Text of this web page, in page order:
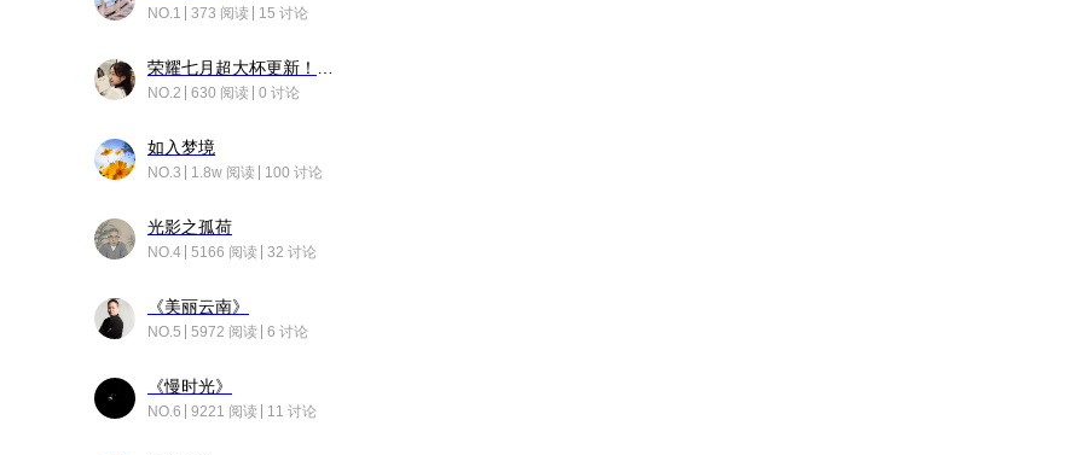
NO.1 373 阅读 15 讨论
NO.2 630 阅读 0 讨论
如入梦境
NO.3 1.8w 阅读 100 讨论
光影之孤荷
NO.4 5166 阅读 32 讨论
《美丽云南》
NO.5 5972 阅读 6 讨论
《慢时光》
NO.6 9221 阅读 11 讨论